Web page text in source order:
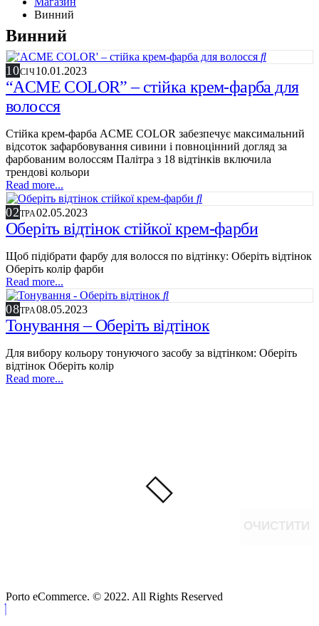
Винний
Винний
10СІЧ10.01.2023
“ACME COLOR” – cтійка крем-фарба для
волосся
Стійка крем-фарба ACME COLOR забезпечує максимальний
відсоток зафарбовування сивини і повноцінний догляд за
фарбованим волоссям Палітра з 18 відтінків включила
трендові кольори
Read more...
02ТРА02.05.2023
Оберіть відтінок стійкої крем-фарби
Щоб підібрати фарбу для волосся по відтінку: Оберіть відтінок
Оберіть колір фарби
Read more...
08ТРА08.05.2023
Тонування – Оберіть відтінок
Для вибору кольору тонуючого засобу за відтінком: Оберіть
відтінок Оберіть колір
Read more...
Porto eCommerce. © 2022. All Rights Reserved